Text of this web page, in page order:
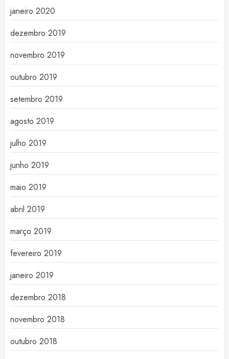
janeiro 2020
dezembro 2019
novembro 2019
outubro 2019
setembro 2019
agosto 2019
julho 2019
junho 2019
maio 2019
abril 2019
março 2019
fevereiro 2019
janeiro 2019
dezembro 2018
novembro 2018
outubro 2018